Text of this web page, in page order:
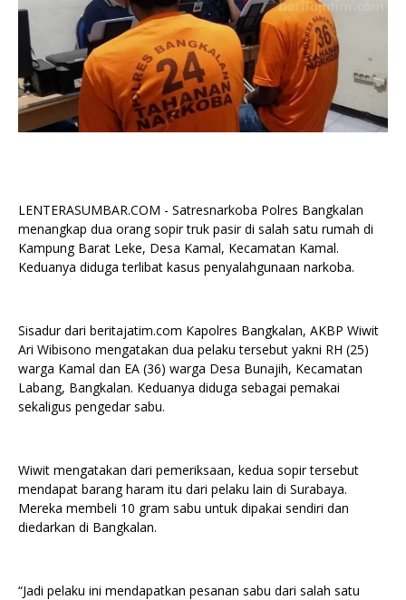
LENTERASUMBAR.COM - Satresnarkoba Polres Bangkalan
menangkap dua orang sopir truk pasir di salah satu rumah di
Kampung Barat Leke, Desa Kamal, Kecamatan Kamal.
Keduanya diduga terlibat kasus penyalahgunaan narkoba.
Sisadur dari beritajatim.com Kapolres Bangkalan, AKBP Wiwit
Ari Wibisono mengatakan dua pelaku tersebut yakni RH (25)
warga Kamal dan EA (36) warga Desa Bunajih, Kecamatan
Labang, Bangkalan. Keduanya diduga sebagai pemakai
sekaligus pengedar sabu.
Wiwit mengatakan dari pemeriksaan, kedua sopir tersebut
mendapat barang haram itu dari pelaku lain di Surabaya.
Mereka membeli 10 gram sabu untuk dipakai sendiri dan
diedarkan di Bangkalan.
“Jadi pelaku ini mendapatkan pesanan sabu dari salah satu